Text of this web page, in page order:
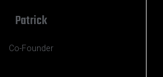
Patrick
Co-Founder